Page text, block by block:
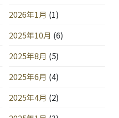
2026年1月 (1)
2025年10月 (6)
2025年8月 (5)
2025年6月 (4)
2025年4月 (2)